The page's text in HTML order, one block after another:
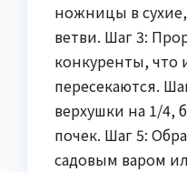
ножницы в
ветви. Шаг 3:
конкуренты, что
пересекаются.
верхушки на 1/4,
почек. Шаг 5:
садовым варом